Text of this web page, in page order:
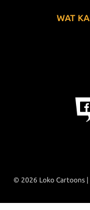
WAT
© 2026 Loko Cartoons |